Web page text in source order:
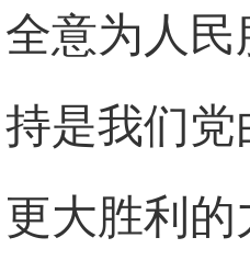
全意为人
持是我们
更大胜利